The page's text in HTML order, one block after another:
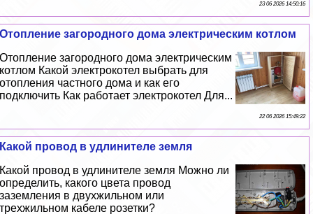
23 06 2026 14:50:16
Отопление загородного дома электрическим котлом
Отопление загородного дома электрическим
котлом Какой электрокотел выбрать для
отопления частного дома и как его
подключить Как работает электрокотел Для...
22 06 2026 15:49:22
Какой провод в удлинителе земля
Какой провод в удлинителе земля Можно ли
определить, какого цвета провод
заземления в двухжильном или
трехжильном кабеле розетки?